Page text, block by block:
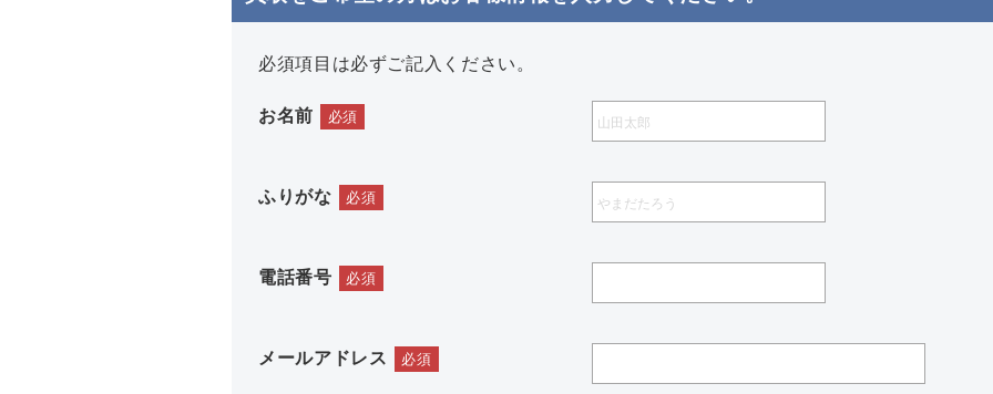
必須項目は必ずご記入ください。
お名前 必須
ふりがな 必須
電話番号 必須
メールアドレス 必須